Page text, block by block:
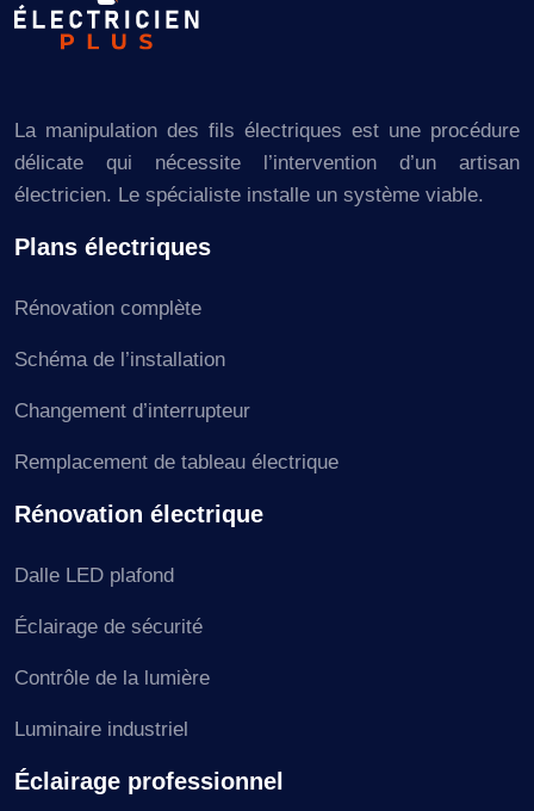
La manipulation des fils électriques est une procédure
délicate qui nécessite l’intervention d’un artisan
électricien. Le spécialiste installe un système viable.
Plans électriques
Rénovation complète
Schéma de l’installation
Changement d’interrupteur
Remplacement de tableau électrique
Rénovation électrique
Dalle LED plafond
Éclairage de sécurité
Contrôle de la lumière
Luminaire industriel
Éclairage professionnel